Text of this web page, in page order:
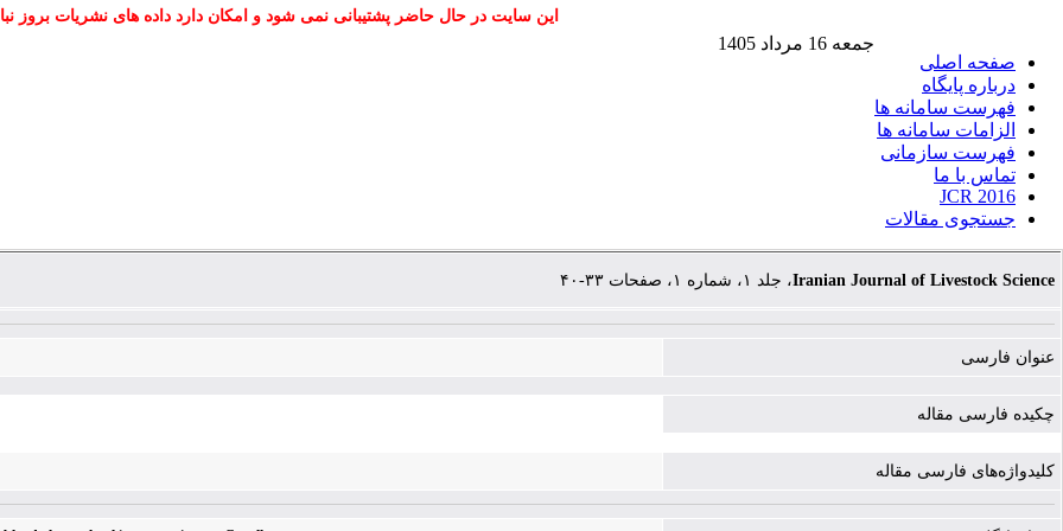
این سایت در حال حاضر پشتیبانی نمی شود و امکان دارد داده های نشریات بروز
صفحه اصلی
درباره پایگاه
فهرست سامانه ها
الزامات سامانه ها
فهرست سازمانی
تماس با ما
JCR 2016
جستجوی مقالات
جمعه 16 مرداد 1405
Iranian Journal of Livestock Science، جلد ۱، شماره ۱، صفحات ۳۳-۴۰
عنوان فارسی
چکیده فارسی مقاله
کلیدواژه‌های فارسی مقاله